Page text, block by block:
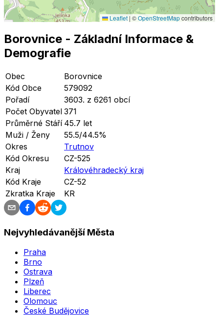
Leaflet | ©OpenStreetMapcontributors
Borovnice - Základní Informace &
Demografie
Obec
Borovnice
Kód Obce
579092
Pořadí
3603. z 6261 obcí
Počet Obyvatel 371
Průměrné Stáří 45.7 let
Muži / Ženy
55.5/44.5%
Okres
Trutnov
Kód Okresu
CZ-525
Kraj
Královéhradecký kraj
Kód Kraje
CZ-52
Zkratka Kraje
KR
Nejvyhledávanější Města
Praha
Brno
Ostrava
Plzeň
Liberec
Olomouc
České Budějovice